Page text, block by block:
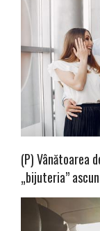
(P) Vânătoarea
„bijuteria”